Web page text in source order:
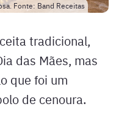
Fonte: Band Receitas
tradicional,
das Mães, mas
que foi um
de cenoura.